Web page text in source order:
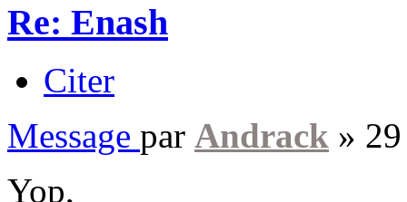
Re: Enash
Citer
Message par Andrack »
Yop,